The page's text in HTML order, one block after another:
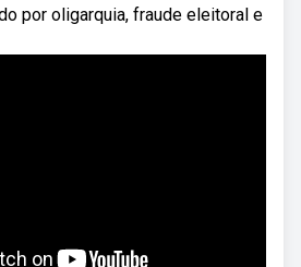
por oligarquia, fraude eleitoral e